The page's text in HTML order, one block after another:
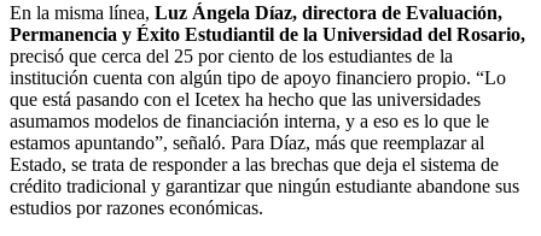
En la misma línea, Luz Ángela Díaz, directora de Evaluación,
Permanencia y Éxito Estudiantil de la Universidad del Rosario,
precisó que cerca del 25 por ciento de los estudiantes de la
institución cuenta con algún tipo de apoyo financiero propio. “Lo
que está pasando con el Icetex ha hecho que las universidades
asumamos modelos de financiación interna, y a eso es lo que le
estamos apuntando”, señaló. Para Díaz, más que reemplazar al
Estado, se trata de responder a las brechas que deja el sistema de
crédito tradicional y garantizar que ningún estudiante abandone sus
estudios por razones económicas.